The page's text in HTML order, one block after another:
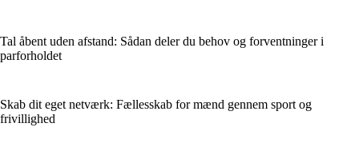
Tal åbent uden afstand: Sådan deler du behov og forventninger i
parforholdet
Skab dit eget netværk: Fællesskab for mænd gennem sport og
frivillighed